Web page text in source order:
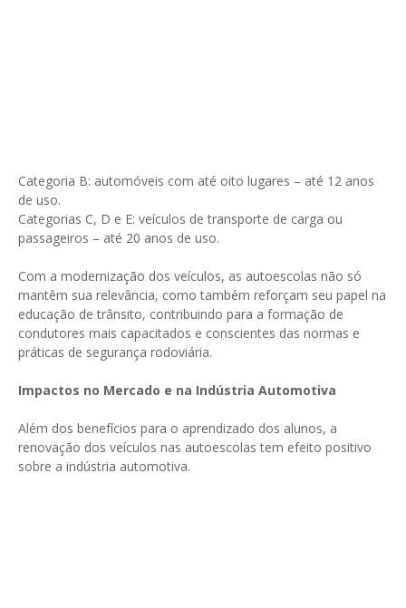
Categoria B: automóveis com até oito lugares – até 12 anos
de uso.
Categorias C, D e E: veículos de transporte de carga ou
passageiros – até 20 anos de uso.
Com a modernização dos veículos, as autoescolas não só
mantêm sua relevância, como também reforçam seu papel na
educação de trânsito, contribuindo para a formação de
condutores mais capacitados e conscientes das normas e
práticas de segurança rodoviária.
Impactos no Mercado e na Indústria Automotiva
Além dos benefícios para o aprendizado dos alunos, a
renovação dos veículos nas autoescolas tem efeito positivo
sobre a indústria automotiva.